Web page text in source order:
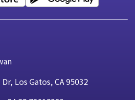
Los Gatos, CA 95032